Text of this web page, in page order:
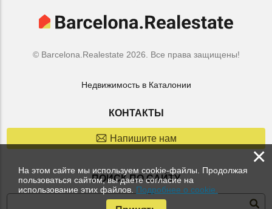
© Barcelona.Realestate 2026. Все права защищены!
Недвижимость в Каталонии
КОНТАКТЫ
Напишите нам
ПОИСК ПО САЙТУ
×
На этом сайте мы используем cookie-файлы. Продолжая
пользоваться сайтом, вы даете согласие на
использование этих файлов. Подробнее о cookie.